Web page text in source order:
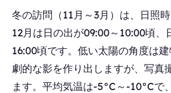
冬の訪問（11月～3月）は、日照時
12月は日の出が09:00～10:00頃、
16:00頃です。低い太陽の角度は
劇的な影を作り出しますが、写真
ます。平均気温は-5°C～-10°Cで